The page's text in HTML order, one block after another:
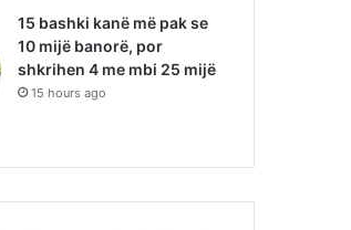
15 bashki kanë më pak se
10 mijë banorë, por
shkrihen 4 me mbi 25 mijë
15 hours ago